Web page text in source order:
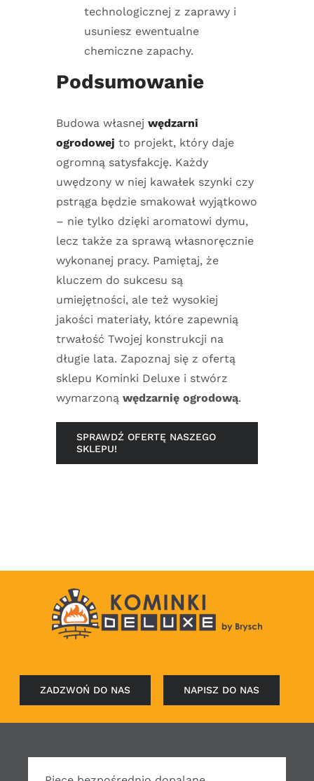
technologicznej z zaprawy i
usuniesz ewentualne
chemiczne zapachy.
Podsumowanie
Budowa własnej wędzarni
ogrodowej to projekt, który daje
ogromną satysfakcję. Każdy
uwędzony w niej kawałek szynki czy
pstrąga będzie smakował wyjątkowo
– nie tylko dzięki aromatowi dymu,
lecz także za sprawą własnoręcznie
wykonanej pracy. Pamiętaj, że
kluczem do sukcesu są
umiejętności, ale też wysokiej
jakości materiały, które zapewnią
trwałość Twojej konstrukcji na
długie lata. Zapoznaj się z ofertą
sklepu Kominki Deluxe i stwórz
wymarzoną wędzarnię ogrodową.
SPRAWDŹ OFERTĘ NASZEGO
SKLEPU!
ZADZWOŃ DO NAS NAPISZ DO NAS